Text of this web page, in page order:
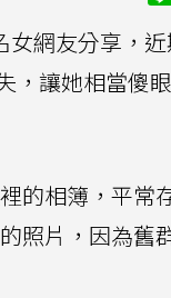
網友分享，
，讓她相當傻
的相簿，平常
照片，因為舊